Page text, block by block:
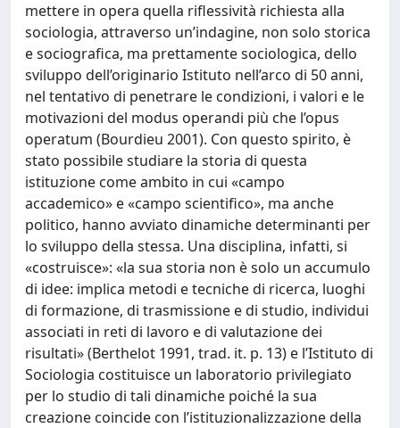
mettere in opera quella riflessività richiesta alla
sociologia, attraverso un’indagine, non solo storica
e sociografica, ma prettamente sociologica, dello
sviluppo dell’originario Istituto nell’arco di 50 anni,
nel tentativo di penetrare le condizioni, i valori e le
motivazioni del modus operandi più che l’opus
operatum (Bourdieu 2001). Con questo spirito, è
stato possibile studiare la storia di questa
istituzione come ambito in cui «campo
accademico» e «campo scientifico», ma anche
politico, hanno avviato dinamiche determinanti per
lo sviluppo della stessa. Una disciplina, infatti, si
«costruisce»: «la sua storia non è solo un accumulo
di idee: implica metodi e tecniche di ricerca, luoghi
di formazione, di trasmissione e di studio, individui
associati in reti di lavoro e di valutazione dei
risultati» (Berthelot 1991, trad. it. p. 13) e l’Istituto di
Sociologia costituisce un laboratorio privilegiato
per lo studio di tali dinamiche poiché la sua
creazione coincide con l’istituzionalizzazione della